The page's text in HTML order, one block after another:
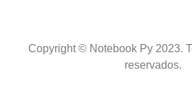
Copyright © Notebook Py 2023.
reservados.